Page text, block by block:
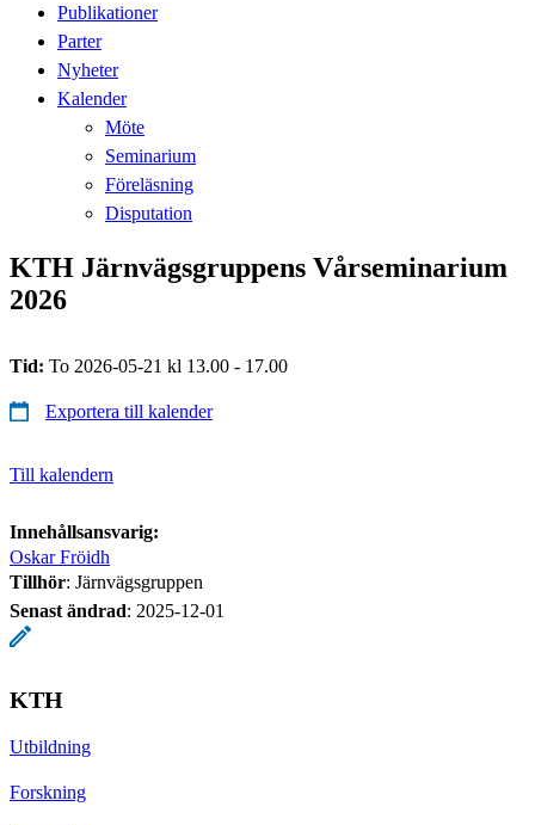
Publikationer
Parter
Nyheter
Kalender
Möte
Seminarium
Föreläsning
Disputation
KTH Järnvägsgruppens Vårseminarium
2026
Tid: To 2026-05-21 kl 13.00 - 17.00
Exportera till kalender
Till kalendern
Innehållsansvarig:
Oskar Fröidh
Tillhör: Järnvägsgruppen
Senast ändrad: 2025-12-01
KTH
Utbildning
Forskning